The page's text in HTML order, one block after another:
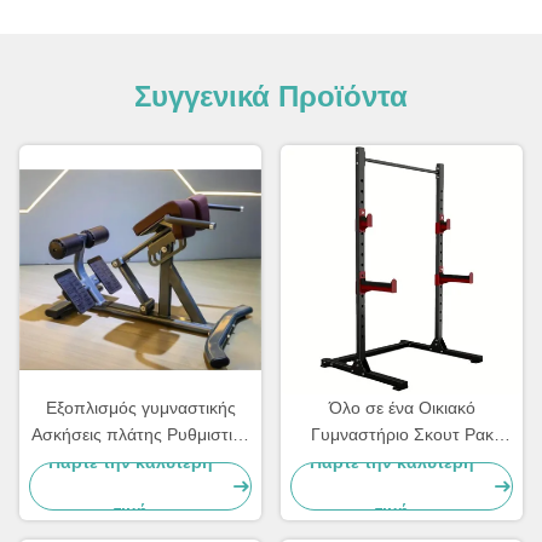
Συγγενικά Προϊόντα
Εξοπλισμός γυμναστικής
Ασκήσεις πλάτης Ρυθμιστική
επέκταση πλάτης Ρωμαϊκή
Πάρτε την καλύτερη
τιμή
Όλο σε ένα Οικιακό
Γυμναστήριο Σκουτ Ρακ
Εμπορικό Εξοπλισμός
Αθλητισμού Μηχανές Πλάκα
Πάρτε την καλύτερη
τιμή